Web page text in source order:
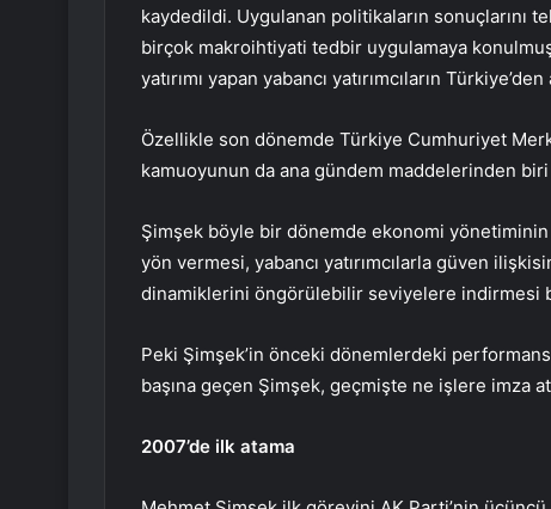
kaydedildi. Uygulanan politikaların sonuçlarını
birçok makroihtiyati tedbir uygulamaya
yatırımı yapan yabancı yatırımcıların
Özellikle son dönemde Türkiye Cumhuriyet
kamuoyunun da ana gündem maddelerinden
Şimşek böyle bir dönemde ekonomi
yön vermesi, yabancı yatırımcılarla güven
dinamiklerini öngörülebilir seviyelere indirmesi
Peki Şimşek’in önceki dönemlerdeki
başına geçen Şimşek, geçmişte ne işlere imza
2007’de ilk atama